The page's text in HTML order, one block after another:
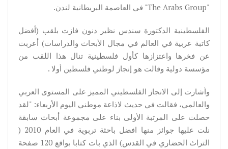
"The Arabs Group" في العاصمة البريطانية لندن.
الفلسطينية الدكتورة سندس نظير دنون فازت بلقب (أفضل
كاتبة عربية في العالم في مجال الأبحاث والدراسات) أعربت
عن فخرها واعتزازها كأول فلسطينية تنال هذا اللقب من
مؤسسة دولية وقالت هو إنجاز لوطني فلسطين أولا .
وأشارت إلى الانجاز الفلسطيني المميز على المستوى العربي
والعالمي، فقالت في حديث لاذاعة موطني اليوم الأربعاء: "لقد
حصلت على المرتبة الأولى بناء على مجموعة أبحاث سابقة
نلت عليها جوائز منها افضل باحثة تربوية في العام 2010 (
التراث الحضاري في القدس) الذي بات كتابا بواقع 120 صفحة